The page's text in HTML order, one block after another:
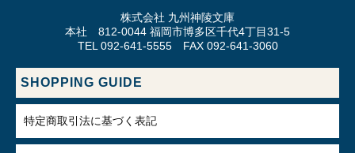
株式会社 九州神陵文庫
本社 812-0044 福岡市博多区千代4丁目31-5
TEL 092-641-5555 FAX 092-641-3060
SHOPPING GUIDE
特定商取引法に基づく表記